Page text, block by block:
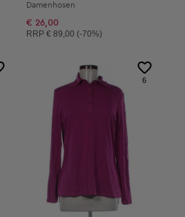
Damenhosen
€ 26,00
Unverbindliche Preisempfehlung:
RRP € 89,00 (-70%)
6